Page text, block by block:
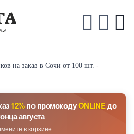
на заказ в Сочи от 100 шт. -
12%по промокодуONLINEдо
августа
в корзине